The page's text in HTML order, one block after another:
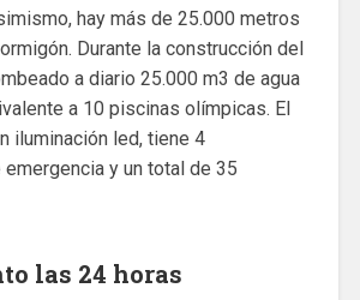
hay más de 25.000 metros
Durante la construcción del
a diario 25.000 m3 de agua
a 10 piscinas olímpicas. El
iluminación led, tiene 4
y un total de 35
las 24 horas